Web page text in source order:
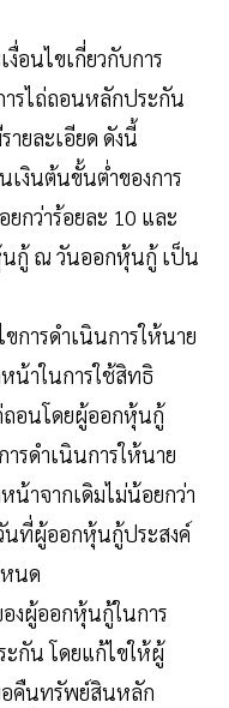
อนไขเกี่ยวกับการ
รไถ่ถอนหลักประกัน
ยละเอียด ดังนี้
งินต้นขั้นต่ำของการ
กว่าร้อยละ 10 และ
นกู้ ณ วันออกหุ้นกู้ เป็น
การดำเนินการให้นาย
น้าในการใช้สิทธิ
อนโดยผู้ออกหุ้นกู้
รดำเนินการให้นาย
าจากเดิมไม่น้อยกว่า
นที่ผู้ออกหุ้นกู้ประสงค์
นด
งผู้ออกหุ้นกู้ในการ
กัน โดยแก้ไขให้ผู้
คืนทรัพย์สินหลัก